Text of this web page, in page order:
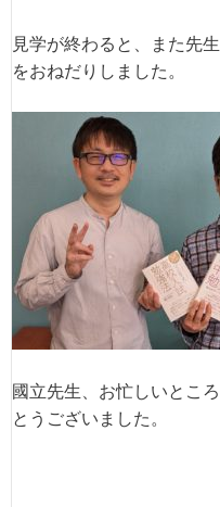
見学が終わると、また先
をおねだりしました。
國立先生、お忙しいとこ
とうございました。